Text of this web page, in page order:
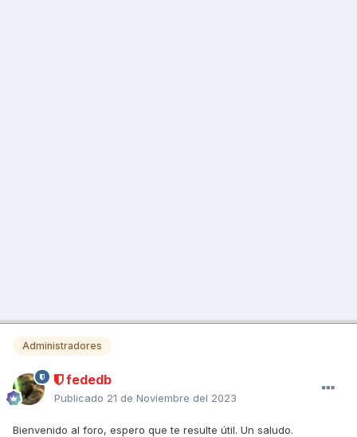
Administradores
fededb
Publicado 21 de Noviembre del 2023
Bienvenido al foro, espero que te resulte útil. Un saludo.